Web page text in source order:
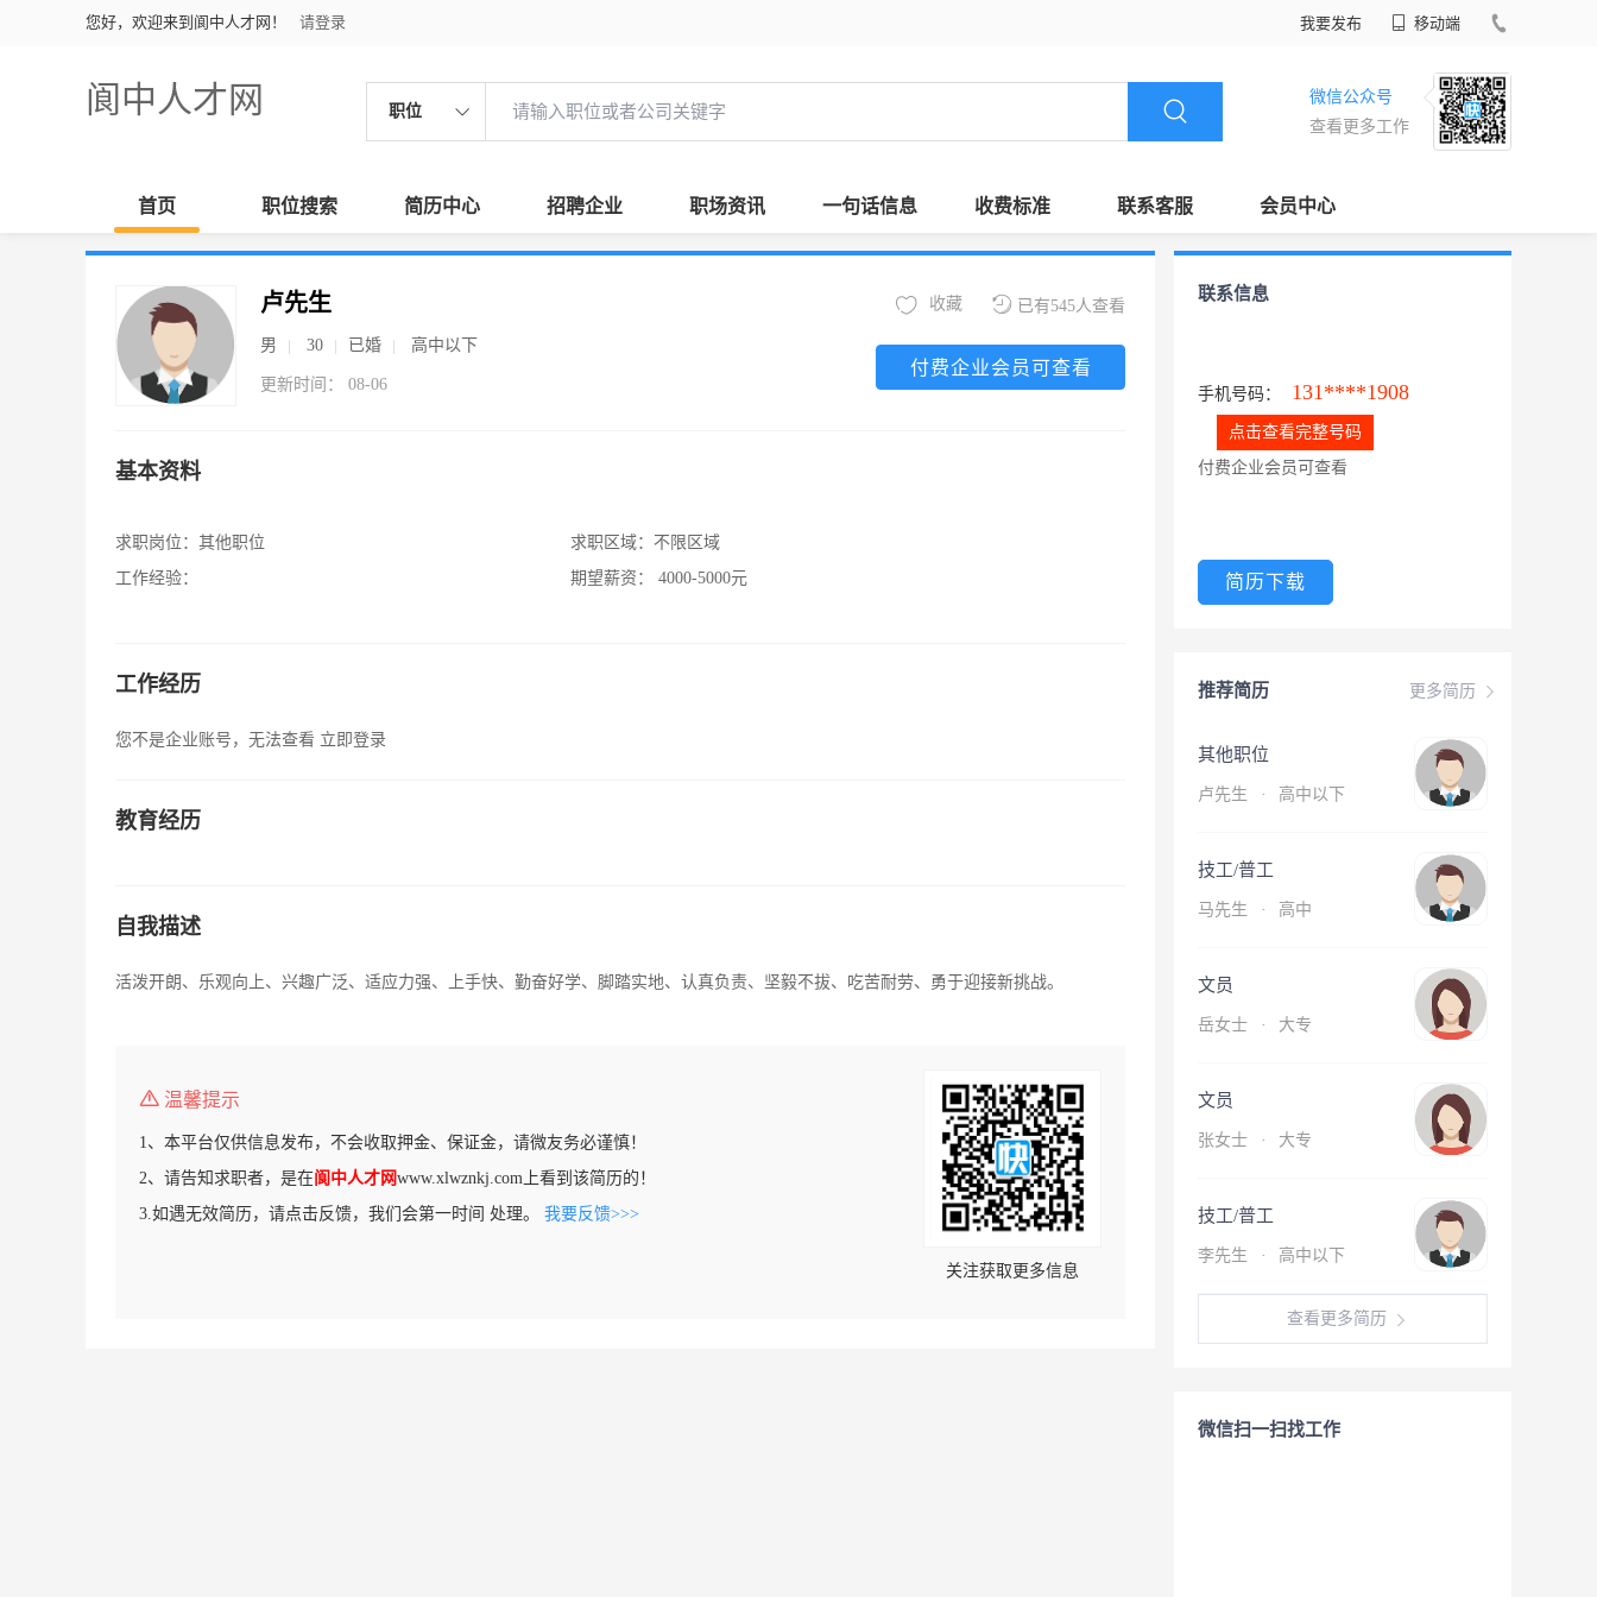
您好，欢迎来到阆中人才网！ 请登录 我要发布 移动端
阆中人才网 职位
微信公众号
查看更多工作
首页 职位搜索 简历中心 招聘企业 职场资讯 一句话信息 收费标准 联系客服 会员中心
卢先生
男 30 已婚 高中以下
更新时间： 08-06
已有545人查看
收藏
付费企业会员可查看
基本资料
求职岗位： 其他职位
工作经验：
求职区域： 不限区域
期望薪资：
4000-5000元
工作经历
您不是企业账号，无法查看 立即登录
教育经历
自我描述
活泼开朗、乐观向上、兴趣广泛、适应力强、上手快、勤奋好学、脚踏实地、认真负责、坚毅不拔、吃苦耐劳、勇于迎接新挑战。
温馨提示
1、本平台仅供信息发布，不会收取押金、保证金，请微友务必谨慎！
2、请告知求职者，是在阆中人才网www.xlwznkj.com上看到该简历的！
3.如遇无效简历，请点击反馈，我们会第一时间 处理。 我要反馈>>>
关注获取更多信息
联系信息
手机号码： 131****1908
点击查看完整号码
付费企业会员可查看
简历下载
更多简历
推荐简历
其他职位
卢先生 · 高中以下
技工/普工
马先生 · 高中
文员
岳女士 · 大专
文员
张女士 · 大专
技工/普工
李先生 · 高中以下
查看更多简历
微信扫一扫找工作